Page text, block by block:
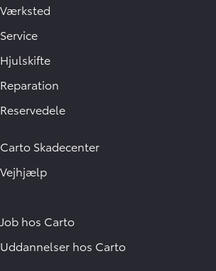
Værksted
Service
Hjulskifte
Reparation
Reservedele
Carto Skadecenter
Vejhjælp
Job hos Carto
Uddannelser hos Carto